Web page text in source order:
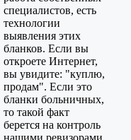
специалистов, есть
технологии
выявления этих
бланков. Если вы
откроете Интернет,
вы увидите: "куплю,
продам". Если это
бланки больничных,
то такой факт
берется на контроль
нашими ревизорами.